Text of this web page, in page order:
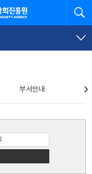
부서안내